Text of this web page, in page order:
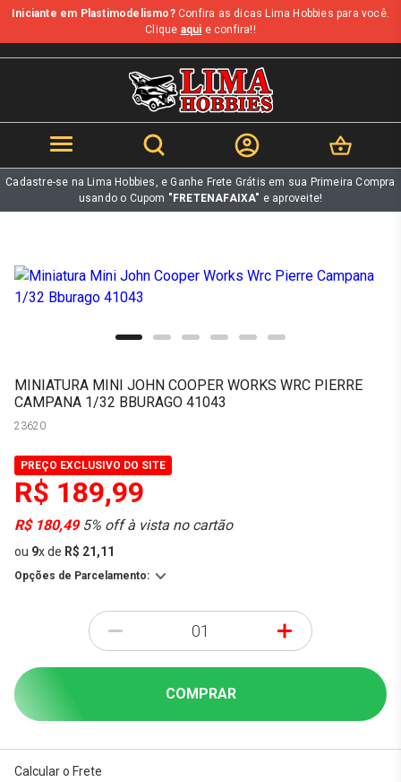
b
Iniciante em Plastimodelismo?Confira as dicas Lima Hobbies para você.
Clique aqui e confira!!
Cadastre-se na Lima Hobbies, e Ganhe Frete Grátis em sua Primeira Compra
usando o Cupom "FRETENAFAIXA" e aproveite!
MINIATURA MINI JOHN COOPER WORKS WRC PIERRE
CAMPANA 1/32 BBURAGO 41043
23620
PREÇO EXCLUSIVO DO SITE
R$ 189,99
R$ 180,495% off à vista no cartão
ou 9xde R$ 21,11
Opções de Parcelamento:
- +
COMPRAR
Calcular o Frete